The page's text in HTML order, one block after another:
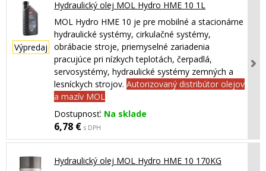
Výpredaj
Hydraulický olej MOL Hydro HME 10 1L
MOL Hydro HME 10 je pre mobilné a stacionárne
hydraulické systémy, cirkulačné systémy,
obrábacie stroje, priemyselné zariadenia
pracujúce pri nízkych teplotách, čerpadlá,
servosystémy, hydraulické systémy zemných a
lesníckych strojov. Autorizovaný distribútor olejov
a mazív MOL
Dostupnosť: Na sklade
6,78 € s DPH
Hydraulický olej MOL Hydro HME 10 170KG